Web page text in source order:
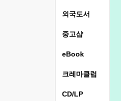
외국도서
중고샵
eBook
크레마클럽
CD/LP